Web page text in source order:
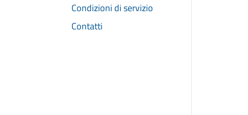
Condizioni di servizio
Contatti